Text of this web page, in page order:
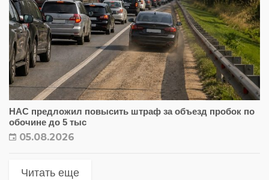
НАС предложил повысить штраф за объезд пробок по
обочине до 5 тыс
05.08.2026
Читать еще